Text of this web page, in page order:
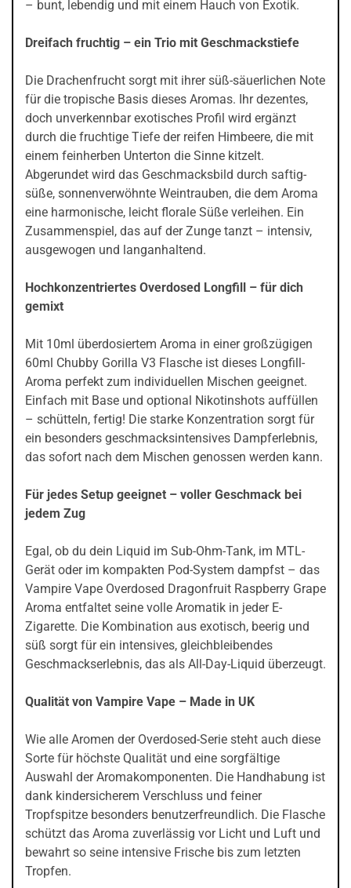
– bunt, lebendig und mit einem Hauch von Exotik.
Dreifach fruchtig – ein Trio mit Geschmackstiefe
Die Drachenfrucht sorgt mit ihrer süß-säuerlichen Note
für die tropische Basis dieses Aromas. Ihr dezentes,
doch unverkennbar exotisches Profil wird ergänzt
durch die fruchtige Tiefe der reifen Himbeere, die mit
einem feinherben Unterton die Sinne kitzelt.
Abgerundet wird das Geschmacksbild durch saftig-
süße, sonnenverwöhnte Weintrauben, die dem Aroma
eine harmonische, leicht florale Süße verleihen. Ein
Zusammenspiel, das auf der Zunge tanzt – intensiv,
ausgewogen und langanhaltend.
Hochkonzentriertes Overdosed Longfill – für dich
gemixt
Mit 10ml überdosiertem Aroma in einer großzügigen
60ml Chubby Gorilla V3 Flasche ist dieses Longfill-
Aroma perfekt zum individuellen Mischen geeignet.
Einfach mit Base und optional Nikotinshots auffüllen
– schütteln, fertig! Die starke Konzentration sorgt für
ein besonders geschmacksintensives Dampferlebnis,
das sofort nach dem Mischen genossen werden kann.
Für jedes Setup geeignet – voller Geschmack bei
jedem Zug
Egal, ob du dein Liquid im Sub-Ohm-Tank, im MTL-
Gerät oder im kompakten Pod-System dampfst – das
Vampire Vape Overdosed Dragonfruit Raspberry Grape
Aroma entfaltet seine volle Aromatik in jeder E-
Zigarette. Die Kombination aus exotisch, beerig und
süß sorgt für ein intensives, gleichbleibendes
Geschmackserlebnis, das als All-Day-Liquid überzeugt.
Qualität von Vampire Vape – Made in UK
Wie alle Aromen der Overdosed-Serie steht auch diese
Sorte für höchste Qualität und eine sorgfältige
Auswahl der Aromakomponenten. Die Handhabung ist
dank kindersicherem Verschluss und feiner
Tropfspitze besonders benutzerfreundlich. Die Flasche
schützt das Aroma zuverlässig vor Licht und Luft und
bewahrt so seine intensive Frische bis zum letzten
Tropfen.